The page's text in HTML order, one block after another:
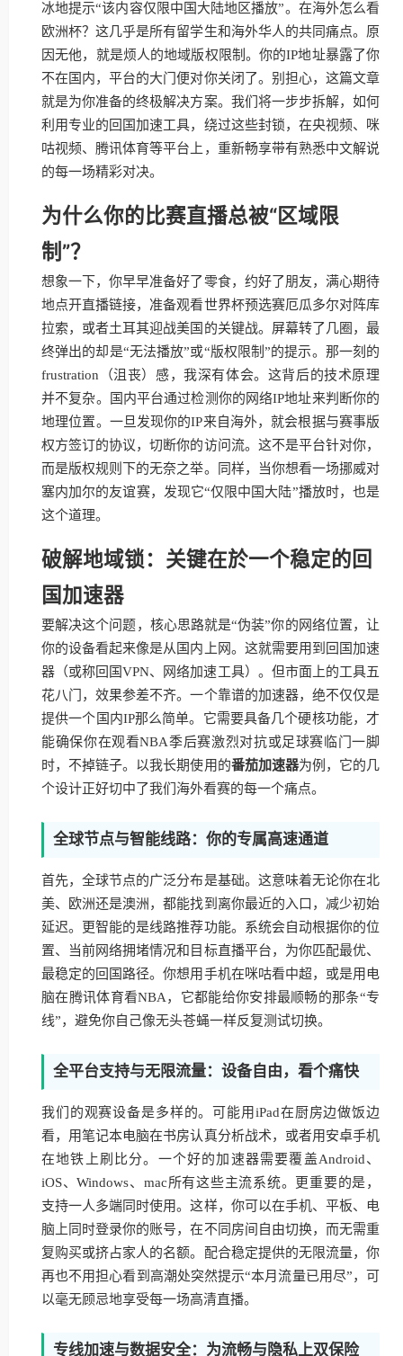
冰地提示“该内容仅限中国大陆地区播放”。在海外怎么看
欧洲杯？这几乎是所有留学生和海外华人的共同痛点。原
因无他，就是烦人的地域版权限制。你的IP地址暴露了你
不在国内，平台的大门便对你关闭了。别担心，这篇文章
就是为你准备的终极解决方案。我们将一步步拆解，如何
利用专业的回国加速工具，绕过这些封锁，在央视频、咪
咕视频、腾讯体育等平台上，重新畅享带有熟悉中文解说
的每一场精彩对决。
为什么你的比赛直播总被“区域限
制”？
想象一下，你早早准备好了零食，约好了朋友，满心期待
地点开直播链接，准备观看世界杯预选赛厄瓜多尔对阵库
拉索，或者土耳其迎战美国的关键战。屏幕转了几圈，最
终弹出的却是“无法播放”或“版权限制”的提示。那一刻的
frustration（沮丧）感，我深有体会。这背后的技术原理
并不复杂。国内平台通过检测你的网络IP地址来判断你的
地理位置。一旦发现你的IP来自海外，就会根据与赛事版
权方签订的协议，切断你的访问流。这不是平台针对你，
而是版权规则下的无奈之举。同样，当你想看一场挪威对
塞内加尔的友谊赛，发现它“仅限中国大陆”播放时，也是
这个道理。
破解地域锁：关键在於一个稳定的回
国加速器
要解决这个问题，核心思路就是“伪装”你的网络位置，让
你的设备看起来像是从国内上网。这就需要用到回国加速
器（或称回国VPN、网络加速工具）。但市面上的工具五
花八门，效果参差不齐。一个靠谱的加速器，绝不仅仅是
提供一个国内IP那么简单。它需要具备几个硬核功能，才
能确保你在观看NBA季后赛激烈对抗或足球赛临门一脚
时，不掉链子。以我长期使用的番茄加速器为例，它的几
个设计正好切中了我们海外看赛的每一个痛点。
全球节点与智能线路：你的专属高速通道
首先，全球节点的广泛分布是基础。这意味着无论你在北
美、欧洲还是澳洲，都能找到离你最近的入口，减少初始
延迟。更智能的是线路推荐功能。系统会自动根据你的位
置、当前网络拥堵情况和目标直播平台，为你匹配最优、
最稳定的回国路径。你想用手机在咪咕看中超，或是用电
脑在腾讯体育看NBA，它都能给你安排最顺畅的那条“专
线”，避免你自己像无头苍蝇一样反复测试切换。
全平台支持与无限流量：设备自由，看个痛快
我们的观赛设备是多样的。可能用iPad在厨房边做饭边
看，用笔记本电脑在书房认真分析战术，或者用安卓手机
在地铁上刷比分。一个好的加速器需要覆盖Android、
iOS、Windows、mac所有这些主流系统。更重要的是，
支持一人多端同时使用。这样，你可以在手机、平板、电
脑上同时登录你的账号，在不同房间自由切换，而无需重
复购买或挤占家人的名额。配合稳定提供的无限流量，你
再也不用担心看到高潮处突然提示“本月流量已用尽”，可
以毫无顾忌地享受每一场高清直播。
专线加速与数据安全：为流畅与隐私上双保险